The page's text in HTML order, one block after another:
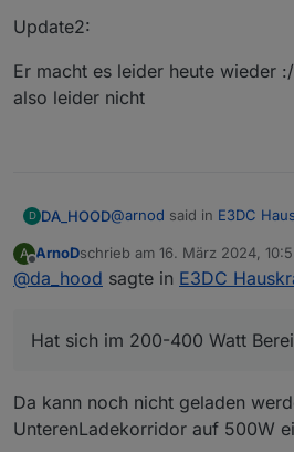
Update2:
Er macht es leider heute wieder
also leider nicht
D DA_HOOD@arnod said in E3DC
@da_hood
deswegen nicht mehr
aus, dass es ein Bug ist.
Hier mal die Screenshots
Einstellungen.
Leider sieht man es
A
Offline
ArnoDschrieb am 16. März 2024,
zuletzt editiert von
@da_hood sagte in E3DC
Hat sich im 200-400 Watt
Da kann noch nicht geladen
UnterenLadekorridor auf 500W